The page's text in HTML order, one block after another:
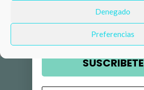
Denegado
Preferencias
Email
SUSCRIBETE